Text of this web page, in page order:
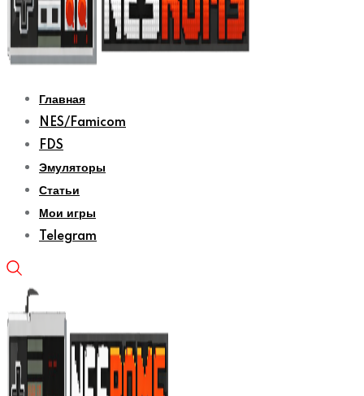
Главная
NES/Famicom
FDS
Эмуляторы
Статьи
Мои игры
Telegram